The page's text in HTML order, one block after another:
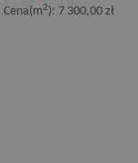
Cena(m2): 7 300,00 zł